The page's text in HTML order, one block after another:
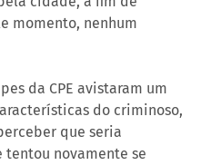
momento, nenhum
da CPE avistaram um
do criminoso,
que seria
tentou novamente se